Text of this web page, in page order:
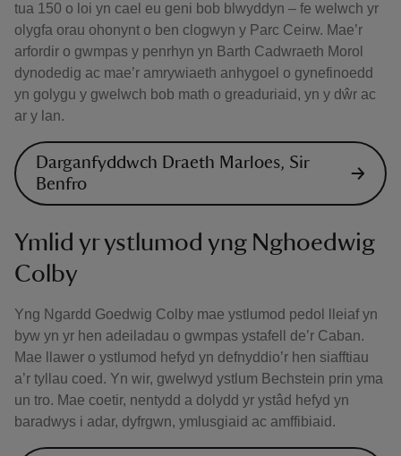
tua 150 o loi yn cael eu geni bob blwyddyn – fe welwch yr
olygfa orau ohonynt o ben clogwyn y Parc Ceirw. Mae’r
arfordir o gwmpas y penrhyn yn Barth Cadwraeth Morol
dynodedig ac mae’r amrywiaeth anhygoel o gynefinoedd
yn golygu y gwelwch bob math o greaduriaid, yn y dŵr ac
ar y lan.
Darganfyddwch Draeth Marloes, Sir
Benfro
Ymlid yr ystlumod yng Nghoedwig
Colby
Yng Ngardd Goedwig Colby mae ystlumod pedol lleiaf yn
byw yn yr hen adeiladau o gwmpas ystafell de’r Caban.
Mae llawer o ystlumod hefyd yn defnyddio’r hen siafftiau
a’r tyllau coed. Yn wir, gwelwyd ystlum Bechstein prin yma
un tro. Mae coetir, nentydd a dolydd yr ystâd hefyd yn
baradwys i adar, dyfrgwn, ymlusgiaid ac amffibiaid.